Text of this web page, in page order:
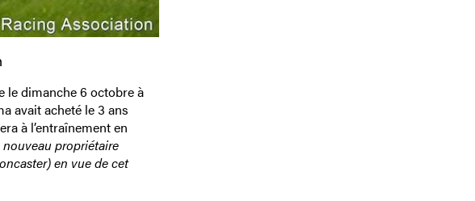
le dimanche 6 octobre à
avait acheté le 3 ans
à l’entraînement en
nouveau propriétaire
en vue de cet